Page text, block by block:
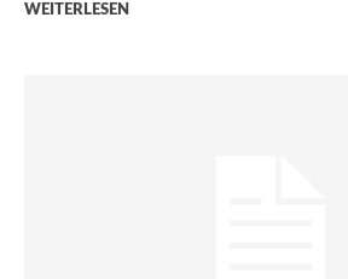
WEITERLESEN